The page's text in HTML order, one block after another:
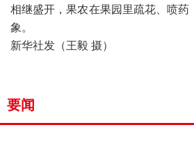
相继盛开，果农在果园里疏花、喷
象。
新华社发（王毅 摄）
要闻